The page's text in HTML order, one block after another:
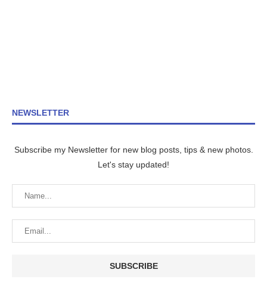
NEWSLETTER
Subscribe my Newsletter for new blog posts, tips & new photos.
Let's stay updated!